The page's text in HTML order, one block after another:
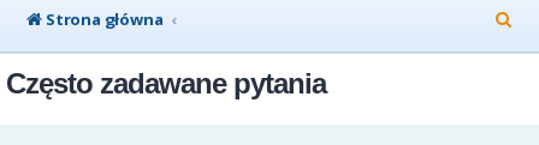
Strona główna
z
Często zadawane pytania